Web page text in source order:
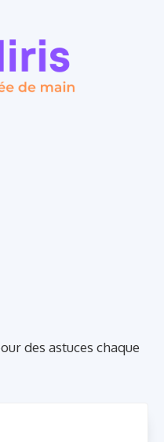
des astuces chaque